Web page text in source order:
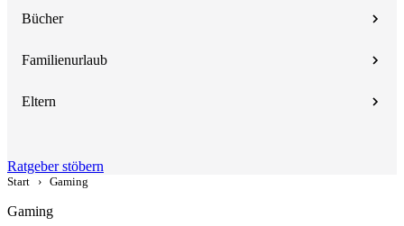
Bücher
Familienurlaub
Eltern
Ratgeber stöbern
Start › Gaming
Gaming